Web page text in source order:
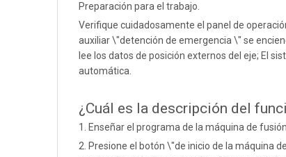
Preparación para el trabajo.
Verifique cuidadosamente el panel de
auxiliar \"detención de emergencia \" se
lee los datos de posición externos del eje; El
automática.
¿Cuál es la descripción del
1. Enseñar el programa de la máquina de
2. Presione el botón \"de inicio de la máquina